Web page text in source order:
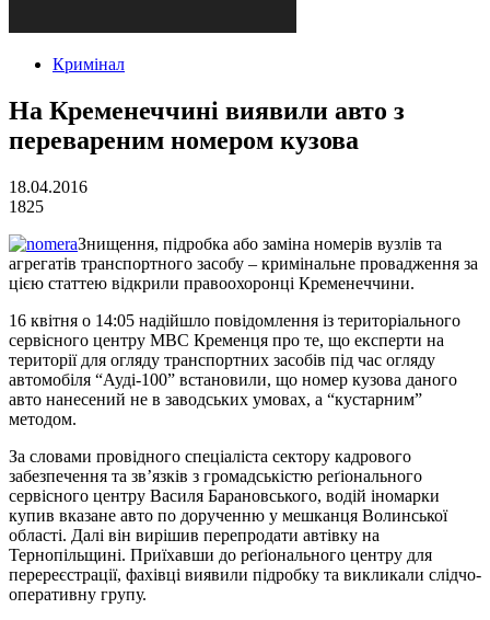
Кримінал
На Кременеччині виявили авто з
перевареним номером кузова
18.04.2016
1825
Знищення, підробка або заміна номерів вузлів та
агрегатів транспортного засобу – кримінальне провадження за
цією статтею відкрили правоохоронці Кременеччини.
16 квітня о 14:05 надійшло повідомлення із територіального
сервісного центру МВС Кременця про те, що експерти на
території для огляду транспортних засобів під час огляду
автомобіля “Ауді-100” встановили, що номер кузова даного
авто нанесений не в заводських умовах, а “кустарним”
методом.
За словами провідного спеціаліста сектору кадрового
забезпечення та зв’язків з громадськістю реґіонального
сервісного центру Василя Барановського, водій іномарки
купив вказане авто по дорученню у мешканця Волинської
області. Далі він вирішив перепродати автівку на
Тернопільщині. Приїхавши до реґіонального центру для
перереєстрації, фахівці виявили підробку та викликали слідчо-
оперативну групу.